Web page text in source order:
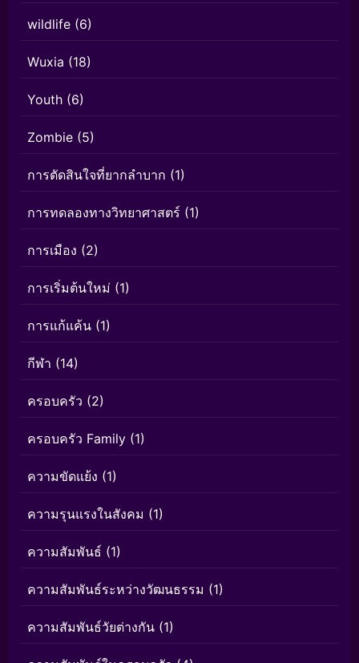
wildlife (6)
Wuxia (18)
Youth (6)
Zombie (5)
การตัดสินใจที่ยากลำบาก (1)
การทดลองทางวิทยาศาสตร์ (1)
การเมือง (2)
การเริ่มต้นใหม่ (1)
การแก้แค้น (1)
กีฬา (14)
ครอบครัว (2)
ครอบครัว Family (1)
ความขัดแย้ง (1)
ความรุนแรงในสังคม (1)
ความสัมพันธ์ (1)
ความสัมพันธ์ระหว่างวัฒนธรรม (1)
ความสัมพันธ์วัยต่างกัน (1)